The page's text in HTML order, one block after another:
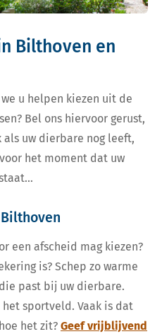
Bilthoven en
u helpen kiezen uit de
Bel ons hiervoor gerust,
als uw dierbare nog leeft,
het moment dat uw
een afscheid mag kiezen?
is? Schep zo warme
past bij uw dierbare.
sportveld. Vaak is dat
het zit? Geef vrijblijvend